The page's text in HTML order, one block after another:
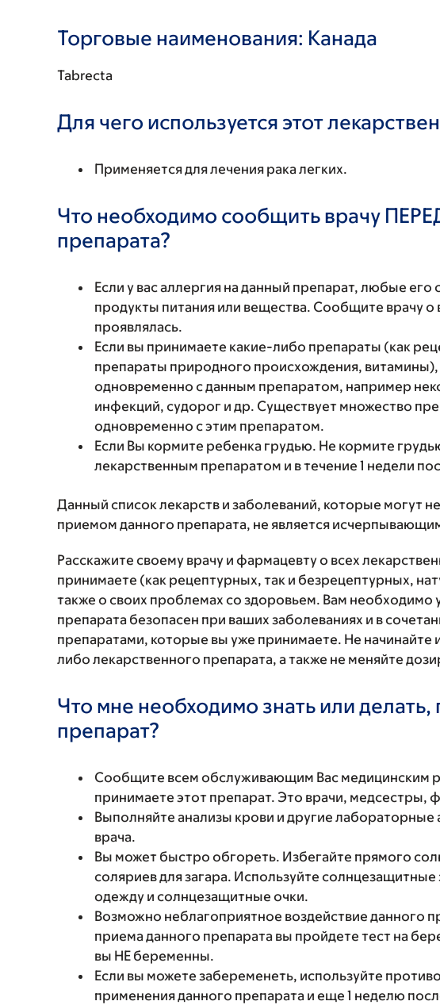
Торговые наименования: Канада
Tabrecta
Для чего используется этот
Применяется для лечения рака легких.
Что необходимо сообщить врачу
препарата?
Если у вас аллергия на данный препарат, любые
продукты питания или вещества. Сообщите врачу о
проявлялась.
Если вы принимаете какие-либо препараты (как
препараты природного происхождения,
одновременно с данным препаратом, например
инфекций, судорог и др. Существует множество
одновременно с этим препаратом.
Если Вы кормите ребенка грудью. Не кормите
лекарственным препаратом и в течение 1 недели
Данный список лекарств и заболеваний, которые могут
приемом данного препарата, не является
Расскажите своему врачу и фармацевту о всех
принимаете (как рецептурных, так и безрецептурных,
также о своих проблемах со здоровьем. Вам необходимо
препарата безопасен при ваших заболеваниях и в
препаратами, которые вы уже принимаете. Не начинайте
либо лекарственного препарата, а также не меняйте
Что мне необходимо знать или
препарат?
Сообщите всем обслуживающим Вас медицинским
принимаете этот препарат. Это врачи, медсестры,
Выполняйте анализы крови и другие лабораторные
врача.
Вы может быстро обгореть. Избегайте прямого
соляриев для загара. Используйте
одежду и солнцезащитные очки.
Возможно неблагоприятное воздействие данного
приема данного препарата вы пройдете тест на
вы НЕ беременны.
Если вы можете забеременеть, используйте
применения данного препарата и еще 1 неделю